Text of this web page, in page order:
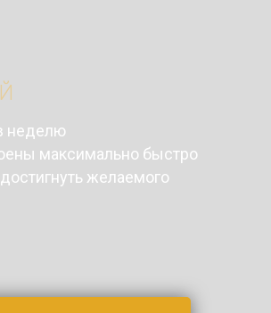
неделю
максимально быстро
желаемого